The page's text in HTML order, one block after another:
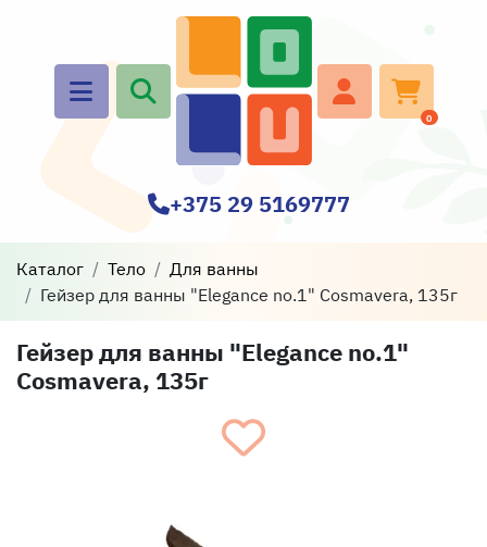
0
+375 29 5169777
Каталог Тело
Для ванны
Гейзер для ванны "Elegance no.1" Cosmavera, 135г
Гейзер для ванны "Elegance no.1"
Cosmavera, 135г